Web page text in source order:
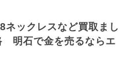
ックレスなど買取まし
明石で金を売るならエ